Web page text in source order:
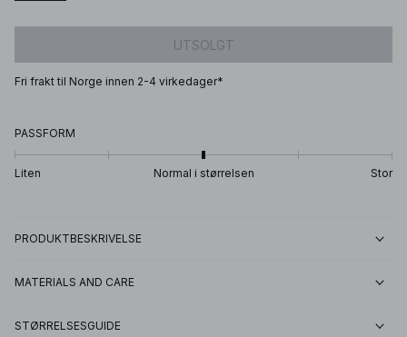
UTSOLGT
Fri frakt til Norge innen 2-4 virkedager*
PASSFORM
Liten Normal i størrelsen Stor
PRODUKTBESKRIVELSE
MATERIALS AND CARE
STØRRELSESGUIDE